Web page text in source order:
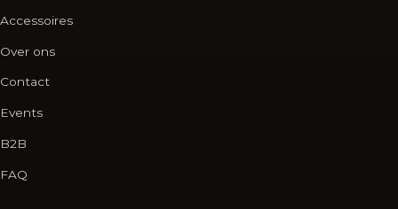
Accessoires
Over ons
Contact
Events
B2B
FAQ